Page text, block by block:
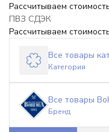
Рассчитываем
ПВЗ СДЭК
Рассчитываем
Все товары
Категория
Все товары
Бренд